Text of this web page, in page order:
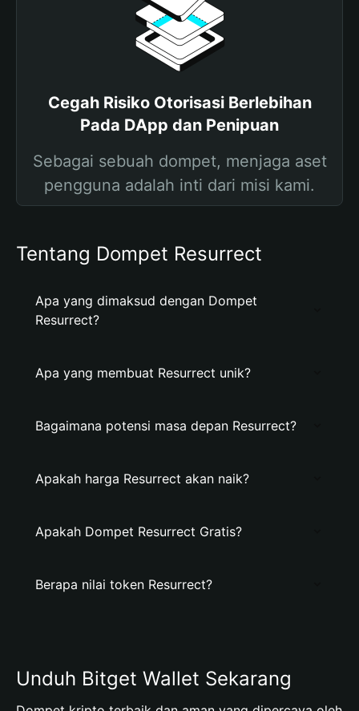
Cegah Risiko Otorisasi Berlebihan
Pada DApp dan Penipuan
Sebagai sebuah dompet, menjaga aset
pengguna adalah inti dari misi kami.
Tentang Dompet Resurrect
Apa yang dimaksud dengan Dompet
Resurrect?
Apa yang membuat Resurrect unik?
Bagaimana potensi masa depan Resurrect?
Apakah harga Resurrect akan naik?
Apakah Dompet Resurrect Gratis?
Berapa nilai token Resurrect?
Unduh Bitget Wallet Sekarang